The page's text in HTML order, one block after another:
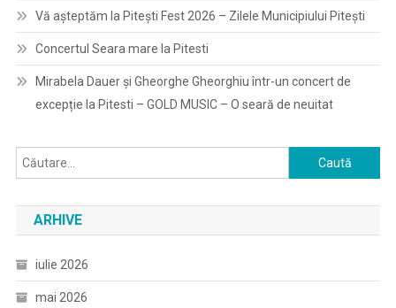
Vă așteptăm la Pitești Fest 2026 – Zilele Municipiului Pitești
Concertul Seara mare la Pitesti
Mirabela Dauer și Gheorghe Gheorghiu într-un concert de
excepție la Pitesti – GOLD MUSIC – O seară de neuitat
Caută
după:
ARHIVE
iulie 2026
mai 2026